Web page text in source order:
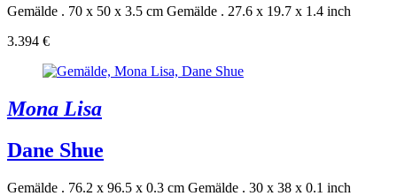
Gemälde . 70 x 50 x 3.5 cm Gemälde . 27.6 x 19.7 x 1.4 inch
3.394 €
Mona Lisa
Dane Shue
Gemälde . 76.2 x 96.5 x 0.3 cm Gemälde . 30 x 38 x 0.1 inch